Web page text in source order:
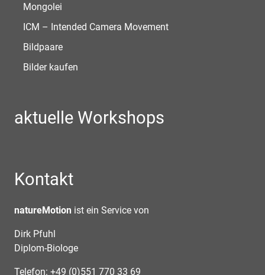
Mongolei
ICM – Intended Camera Movement
Bildpaare
Bilder kaufen
aktuelle Workshops
Kontakt
natureMotion ist ein Service von
Dirk Pfuhl
Diplom-Biologe
Telefon: +49 (0)551 770 33 69